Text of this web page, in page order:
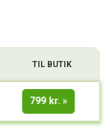
TIL BUTIK
799 kr.